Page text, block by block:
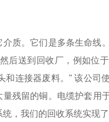
质。它们是多条生命线
后送到回收厂，例如位
和连接器废料。" 该公司
残留的铜。电缆护套用
，我们的回收系统实现